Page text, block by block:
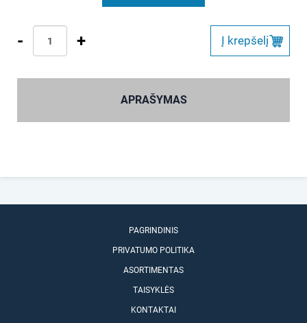
- + Į krepšelį
APRAŠYMAS
PAGRINDINIS
PRIVATUMO POLITIKA
ASORTIMENTAS
TAISYKLĖS
KONTAKTAI